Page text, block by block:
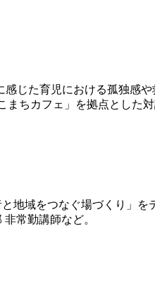
じた育児における孤独感
ちカフェ」を拠点とした
地域をつなぐ場づくり」
常勤講師など。